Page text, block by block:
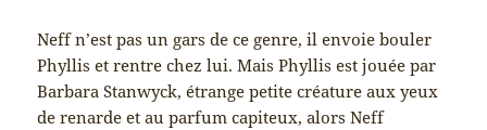
Neff n’est pas un gars de ce genre, il envoie bouler
Phyllis et rentre chez lui. Mais Phyllis est jouée par
Barbara Stanwyck, étrange petite créature aux yeux
de renarde et au parfum capiteux, alors Neff